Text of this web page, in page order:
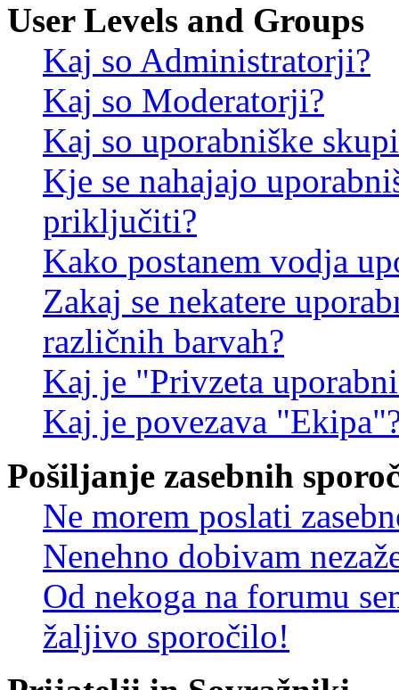
User Levels and Groups
Kaj so Administratorji?
Kaj so Moderatorji?
Kaj so uporabniške
Kje se nahajajo
priključiti?
Kako postanem vodja
Zakaj se nekatere
različnih barvah?
Kaj je "Privzeta
Kaj je povezava
Pošiljanje zasebnih
Ne morem poslati
Nenehno dobivam
Od nekoga na forumu
žaljivo sporočilo!